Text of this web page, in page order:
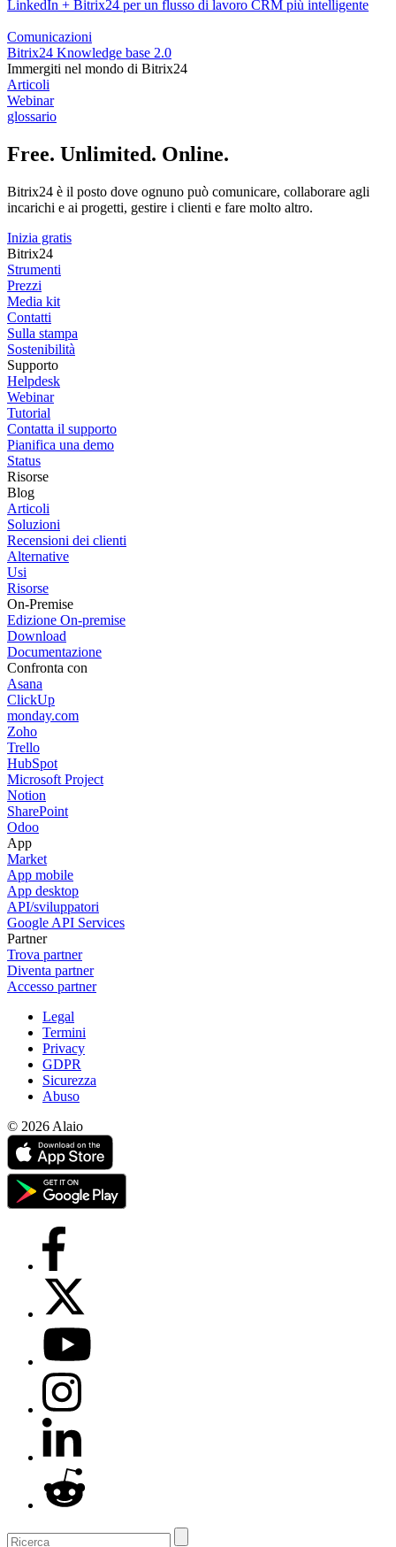
LinkedIn + Bitrix24 per un flusso di lavoro CRM più intelligente
Comunicazioni
Bitrix24 Knowledge base 2.0
Immergiti nel mondo di Bitrix24
Articoli
Webinar
glossario
Free. Unlimited. Online.
Bitrix24 è il posto dove ognuno può comunicare, collaborare agli
incarichi e ai progetti, gestire i clienti e fare molto altro.
Inizia gratis
Bitrix24
Strumenti
Prezzi
Media kit
Contatti
Sulla stampa
Sostenibilità
Supporto
Helpdesk
Webinar
Tutorial
Contatta il supporto
Pianifica una demo
Status
Risorse
Blog
Articoli
Soluzioni
Recensioni dei clienti
Alternative
Usi
Risorse
On-Premise
Edizione On-premise
Download
Documentazione
Confronta con
Asana
ClickUp
monday.com
Zoho
Trello
HubSpot
Microsoft Project
Notion
SharePoint
Odoo
App
Market
App mobile
App desktop
API/sviluppatori
Google API Services
Partner
Trova partner
Diventa partner
Accesso partner
Legal
Termini
Privacy
GDPR
Sicurezza
Abuso
© 2026 Alaio